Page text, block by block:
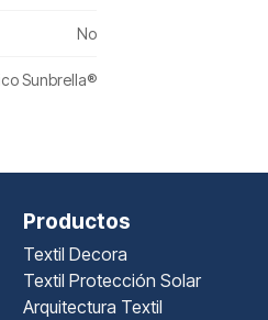
No
Sunbrella®
Productos
Textil Decora
Textil Protección Solar
Arquitectura Textil